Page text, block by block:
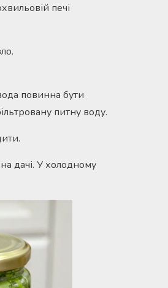
печі
повинна бути
питну воду.
дачі. У холодному